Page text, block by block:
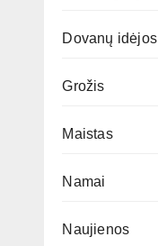
Dovanų idėjos
Grožis
Maistas
Namai
Naujienos